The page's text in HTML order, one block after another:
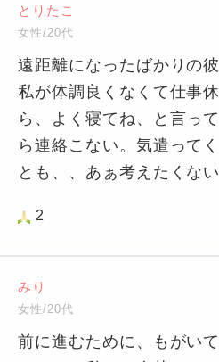
とりたこ
女性/20代
遠距離になったばかりの
私が体調良くなくて仕事
ら、よく寝てね、と言っ
ら連絡こない。気遣って
とも、、あぁ考えたくない
2
みり
女性/20代
前に進むために、もがい